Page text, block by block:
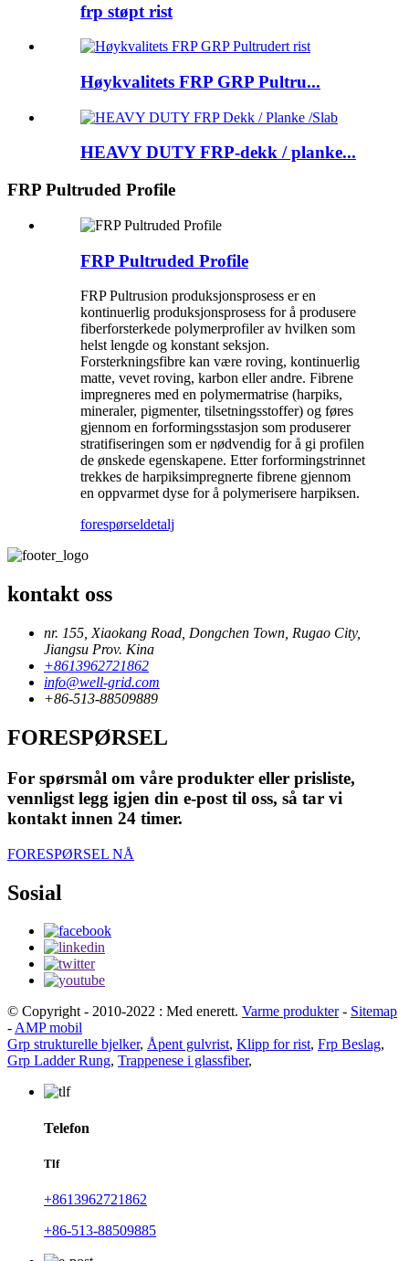
frp støpt rist
Høykvalitets FRP GRP Pultru...
HEAVY DUTY FRP-dekk / planke...
FRP Pultruded Profile
FRP Pultruded Profile
FRP Pultrusion produksjonsprosess er en
kontinuerlig produksjonsprosess for å produsere
fiberforsterkede polymerprofiler av hvilken som
helst lengde og konstant seksjon.
Forsterkningsfibre kan være roving, kontinuerlig
matte, vevet roving, karbon eller andre. Fibrene
impregneres med en polymermatrise (harpiks,
mineraler, pigmenter, tilsetningsstoffer) og føres
gjennom en forformingsstasjon som produserer
stratifiseringen som er nødvendig for å gi profilen
de ønskede egenskapene. Etter forformingstrinnet
trekkes de harpiksimpregnerte fibrene gjennom
en oppvarmet dyse for å polymerisere harpiksen.
forespørseldetalj
kontakt oss
nr. 155, Xiaokang Road, Dongchen Town, Rugao City,
Jiangsu Prov. Kina
+8613962721862
info@well-grid.com
+86-513-88509889
FORESPØRSEL
For spørsmål om våre produkter eller prisliste,
vennligst legg igjen din e-post til oss, så tar vi
kontakt innen 24 timer.
FORESPØRSEL NÅ
Sosial
© Copyright - 2010-2022 : Med enerett. Varme produkter- Sitemap
-AMP mobil
Grp strukturelle bjelker, Åpent gulvrist, Klipp for rist, Frp Beslag,
Grp Ladder Rung, Trappenese i glassfiber,
Telefon
Tlf
+8613962721862
+86-513-88509885